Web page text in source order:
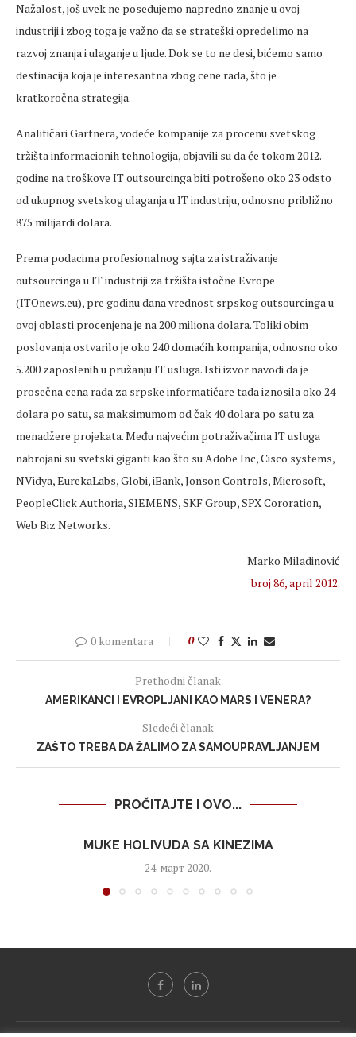
Nažalost, još uvek ne posedujemo napredno znanje u ovoj
industriji i zbog toga je važno da se strateški opredelimo na
razvoj znanja i ulaganje u ljude. Dok se to ne desi, bićemo samo
destinacija koja je interesantna zbog cene rada, što je
kratkoročna strategija.
Analitičari Gartnera, vodeće kompanije za procenu svetskog
tržišta informacionih tehnologija, objavili su da će tokom 2012.
godine na troškove IT outsourcinga biti potrošeno oko 23 odsto
od ukupnog svetskog ulaganja u IT industriju, odnosno približno
875 milijardi dolara.
Prema podacima profesionalnog sajta za istraživanje
outsourcinga u IT industriji za tržišta istočne Evrope
(ITOnews.eu), pre godinu dana vrednost srpskog outsourcinga u
ovoj oblasti procenjena je na 200 miliona dolara. Toliki obim
poslovanja ostvarilo je oko 240 domaćih kompanija, odnosno oko
5.200 zaposlenih u pružanju IT usluga. Isti izvor navodi da je
prosečna cena rada za srpske informatičare tada iznosila oko 24
dolara po satu, sa maksimumom od čak 40 dolara po satu za
menadžere projekata. Među najvećim potraživačima IT usluga
nabrojani su svetski giganti kao što su Adobe Inc, Cisco systems,
NVidya, EurekaLabs, Globi, iBank, Jonson Controls, Microsoft,
PeopleClick Authoria, SIEMENS, SKF Group, SPX Cororation,
Web Biz Networks.
Marko Miladinović
broj 86, april 2012.
0 komentara 0
Prethodni članak
AMERIKANCI I EVROPLJANI KAO MARS I VENERA?
Sledeći članak
ZAŠTO TREBA DA ŽALIMO ZA SAMOUPRAVLJANJEM
PROČITAJTE I OVO...
MUKE HOLIVUDA SA KINEZIMA
24. март 2020.